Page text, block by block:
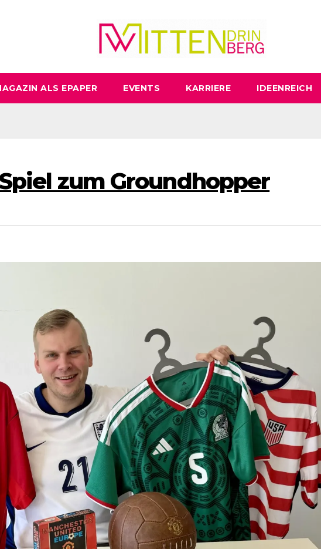
ALS EPAPER EVENTS KARRIERE IDEENREICH
zum Groundhopper